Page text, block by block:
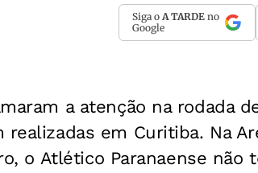
Siga o A TARDE no
Google
a atenção na rodada
em Curitiba. Na
o Atlético Paranaense não